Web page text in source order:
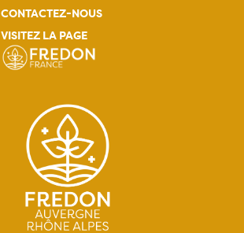
CONTACTEZ-NOUS
VISITEZ LA PAGE